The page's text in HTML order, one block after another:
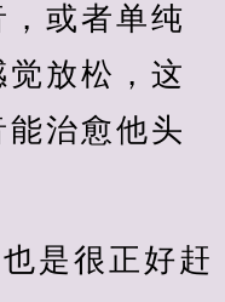
或者单纯
放松，这
治愈他头
是很正好赶